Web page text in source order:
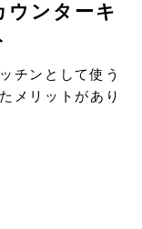
ウンターキ
チンとして使う
メリットがあり